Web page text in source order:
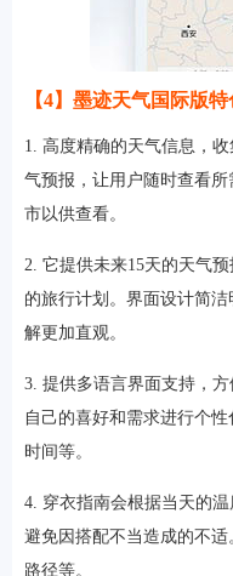
【4】墨迹天气国际版特
1. 高度精确的天气信息，
气预报，让用户随时查看
市以供查看。
2. 它提供未来15天的天气
的旅行计划。界面设计简
解更加直观。
3. 提供多语言界面支持，
自己的喜好和需求进行个
时间等。
4. 穿衣指南会根据当天的
避免因搭配不当造成的不
路径等。